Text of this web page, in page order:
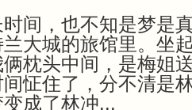
间，也不知是梦是
大城的旅馆里。坐
枕头中间，是梅姐
怔住了，分不清是
成了林冲...